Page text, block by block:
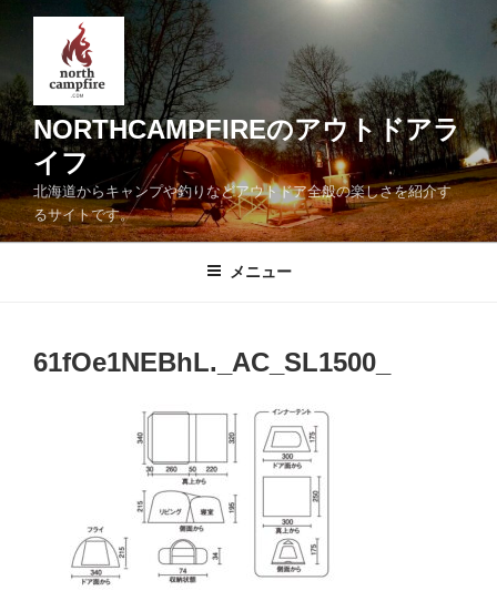
ン
ツ
へ
キ
ッ
NORTHCAMPFIREのアウトドアラ
イフ
北海道からキャンプや釣りなどアウトドア全般の楽しさを紹介す
るサイトです。
メニュー
61fOe1NEBhL._AC_SL1500_